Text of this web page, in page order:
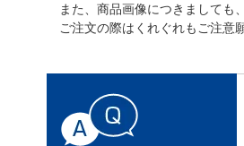
また、商品画像につきましても
ご注文の際はくれぐれもご注意